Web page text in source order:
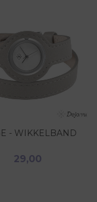
- WIKKELBAND
29,00